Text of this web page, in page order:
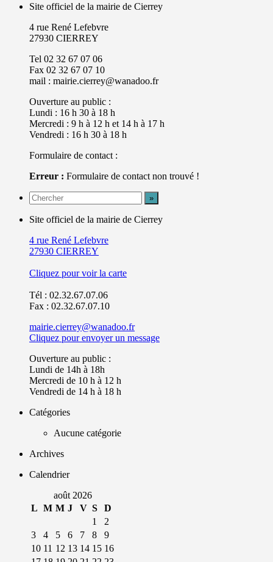
Site officiel de la mairie de Cierrey
4 rue René Lefebvre
27930 CIERREY
Tel 02 32 67 07 06
Fax 02 32 67 07 10
mail : mairie.cierrey@wanadoo.fr
Ouverture au public :
Lundi : 16 h 30 à 18 h
Mercredi : 9 h à 12 h et 14 h à 17 h
Vendredi : 16 h 30 à 18 h
Formulaire de contact :
Erreur : Formulaire de contact non trouvé !
Site officiel de la mairie de Cierrey
4 rue René Lefebvre
27930 CIERREY
Cliquez pour voir la carte
Tél : 02.32.67.07.06
Fax : 02.32.67.07.10
mairie.cierrey@wanadoo.fr
Cliquez pour envoyer un message
Ouverture au public :
Lundi de 14h à 18h
Mercredi de 10 h à 12 h
Vendredi de 14 h à 18 h
Catégories
Aucune catégorie
Archives
Calendrier
août 2026
L M M J V S
D
1
2
3
4 5 6 7 8
9
10 11 12 13 14 15 16